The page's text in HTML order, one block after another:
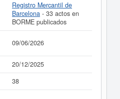
Registro Mercantil de
Barcelona - 33 actos en
BORME publicados
09/06/2026
20/12/2025
38